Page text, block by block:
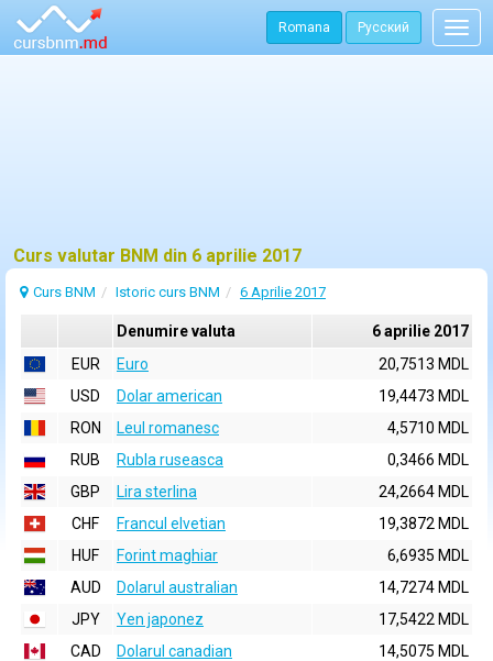
Romana Русский
Curs valutar BNM din 6 aprilie 2017
Curs BNM Istoric curs BNM 6 Aprilie 2017
Denumire valuta
6 aprilie 2017
EUR
Euro
20,7513 MDL
USD
Dolar american
19,4473 MDL
RON
Leul romanesc
4,5710 MDL
RUB
Rubla ruseasca
0,3466 MDL
GBP
Lira sterlina
24,2664 MDL
CHF
Francul elvetian
19,3872 MDL
HUF
Forint maghiar
6,6935 MDL
AUD
Dolarul australian
14,7274 MDL
JPY
Yen japonez
17,5422 MDL
CAD
Dolarul canadian
14,5075 MDL